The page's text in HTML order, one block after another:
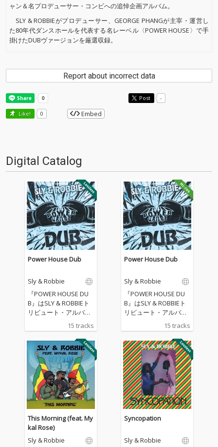
ャン＆名プロデューサー・コンビへの追悼企画アルバム。
SLY & ROBBIEがプロデューサー、GEORGE PHANGが主宰・運営し
た80年代ダンスホールを代表する名レーベル〈POWER HOUSE〉で手
掛けたDUBヴァージョンを厳選収録。
Report about incorrect data
Post -
Like! 0 Embed
Digital Catalog
Power House Dub
Sly & Robbie
『POWER HOUSE DU
B』はSLY & ROBBIEト
リビュート・アルバ
ム。今年1月に亡くな
ったSLY DUNBARと202
1年に亡くなったROBBI
E SHAKESPEAR、ジャ
マイカのレゲエ＆ダン
スホールを進化・変革
し続けた歴史的＆偉大
なる世界最強のリズ
ム・セクション、名ミ
ュージシャン＆名プロ
デューサー・コンビへ
の追悼企画アルバム。
SLY & ROBBIEがプロ
デューサー、GEORGE
15 tracks
Power House Dub
Sly & Robbie
『POWER HOUSE DU
B』はSLY & ROBBIEト
リビュート・アルバ
ム。今年1月に亡くな
ったSLY DUNBARと202
1年に亡くなったROBBI
E SHAKESPEAR、ジャ
マイカのレゲエ＆ダン
スホールを進化・変革
し続けた歴史的＆偉大
なる世界最強のリズ
ム・セクション、名ミ
ュージシャン＆名プロ
デューサー・コンビへ
の追悼企画アルバム。
デューサー、GEORGE
15 tracks
This Morning (feat. My
kal Rose)
Sly & Robbie
Syncopation
Sly & Robbie